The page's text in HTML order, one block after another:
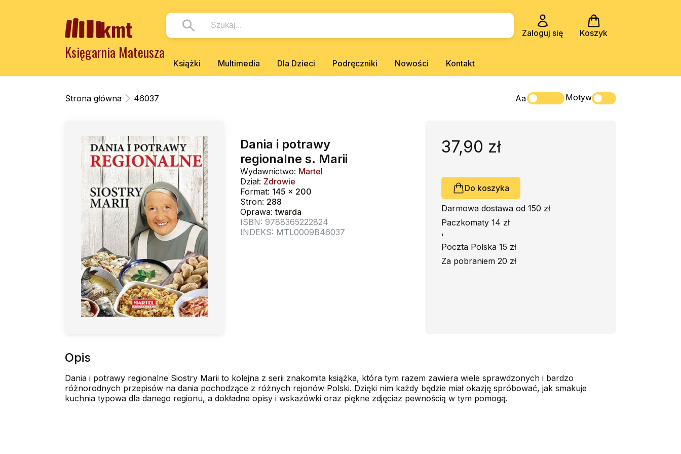
Zaloguj się Koszyk
Księgarnia Mateusza
Książki Multimedia Dla Dzieci Podręczniki Nowości Kontakt
Strona główna 46037 Aa Motyw
Dania i potrawy
regionalne s. Marii
Wydawnictwo: Martel
Dział: Zdrowie
Format: 145 x 200
Stron: 288
Oprawa:twarda
ISBN: 9788365222824
INDEKS: MTL0009B46037
37,90 zł
Do koszyka
Darmowa dostawa od 150 zł
Paczkomaty 14 zł
'
Poczta Polska 15 zł
Za pobraniem 20 zł
Opis
Dania i potrawy regionalne Siostry Marii to kolejna z serii znakomita książka, która tym razem zawiera wiele sprawdzonych i bardzo
różnorodnych przepisów na dania pochodzące z różnych rejonów Polski. Dzięki nim każdy będzie miał okazję spróbować, jak smakuje
kuchnia typowa dla danego regionu, a dokładne opisy i wskazówki oraz piękne zdjęciaz pewnością w tym pomogą.